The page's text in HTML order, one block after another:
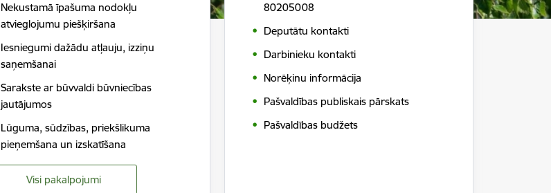
Nekustamā īpašuma nodokļu
atvieglojumu piešķiršana
Iesniegumi dažādu atļauju, izziņu
saņemšanai
Sarakste ar būvvaldi būvniecības
jautājumos
Lūguma, sūdzības, priekšlikuma
pieņemšana un izskatīšana
Visi pakalpojumi
80205008
Deputātu kontakti
Darbinieku kontakti
Norēķinu informācija
Pašvaldības publiskais pārskats
Pašvaldības budžets